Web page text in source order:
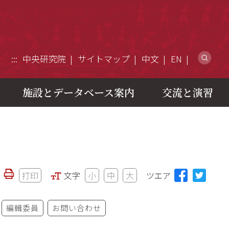
::: 中央研究院 サイトマップ 中文 EN
施設とデータベース案内 交流と演習
打印 文字 小 中 大 ツエア
編輯委員 お問い合わせ